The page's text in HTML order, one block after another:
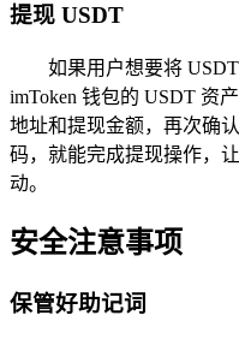
提现 USDT
如果用户想要将
imToken 钱包的 USDT 资
地址和提现金额，再次确
码，就能完成提现操作，
动。
安全注意事项
保管好助记词